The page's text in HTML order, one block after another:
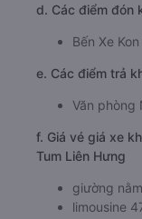
d. Các điểm đón
Bến Xe
e. Các điểm trả
Văn phòng
f. Giá vé giá xe
Tum Liên Hưng
giường
limousine